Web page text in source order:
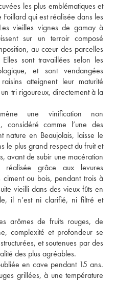
les plus emblématiques et
qui est réalisée dans les
vieilles vignes de gamay à
sur un terroir composé
au cœur des parcelles
sont travaillées selon les
et sont vendangées
atteignent leur maturité
tri rigoureux, directement à la
une vinification non
considéré comme l’une des
nature en Beaujolais, laisse le
le plus grand respect du fruit et
avant de subir une macération
réalisée grâce aux levures
ou bois, pendant trois à
vieilli dans des vieux fûts en
il n’est ni clarifié, ni filtré et
arômes de fruits rouges, de
complexité et profondeur se
et soutenues par des
des plus agréables.
en cave pendant 15 ans.
grillées, à une température